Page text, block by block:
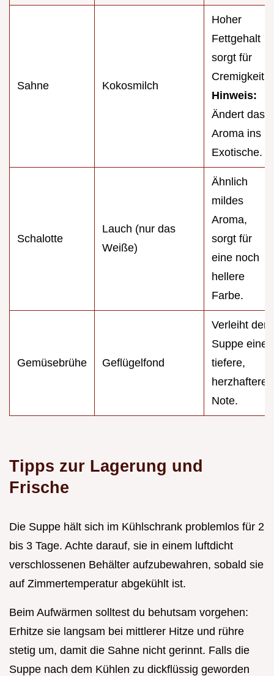
Sahne Kokosmilch
Hoher
Fettgehalt
sorgt für
Cremigkeit.
Hinweis:
Ändert das
Aroma ins
Exotische.
Schalotte
Lauch (nur das
Weiße)
Ähnlich
mildes
Aroma,
sorgt für
eine noch
hellere
Farbe.
Gemüsebrühe Geflügelfond
Verleiht der
Suppe eine
tiefere,
herzhaftere
Note.
Tipps zur Lagerung und
Frische
Die Suppe hält sich im Kühlschrank problemlos für 2
bis 3 Tage. Achte darauf, sie in einem luftdicht
verschlossenen Behälter aufzubewahren, sobald sie
auf Zimmertemperatur abgekühlt ist.
Beim Aufwärmen solltest du behutsam vorgehen:
Erhitze sie langsam bei mittlerer Hitze und rühre
stetig um, damit die Sahne nicht gerinnt. Falls die
Suppe nach dem Kühlen zu dickflüssig geworden